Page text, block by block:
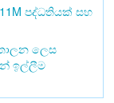
පද්ධතියක් සහ
ලෙස
ඉල්ලීම